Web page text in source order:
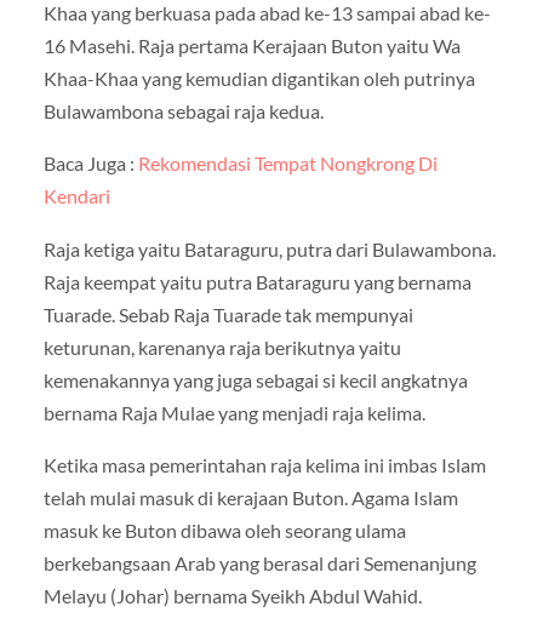
Khaa yang berkuasa pada abad ke-13 sampai abad ke-
16 Masehi. Raja pertama Kerajaan Buton yaitu Wa
Khaa-Khaa yang kemudian digantikan oleh putrinya
Bulawambona sebagai raja kedua.
Baca Juga : Rekomendasi Tempat Nongkrong Di
Kendari
Raja ketiga yaitu Bataraguru, putra dari Bulawambona.
Raja keempat yaitu putra Bataraguru yang bernama
Tuarade. Sebab Raja Tuarade tak mempunyai
keturunan, karenanya raja berikutnya yaitu
kemenakannya yang juga sebagai si kecil angkatnya
bernama Raja Mulae yang menjadi raja kelima.
Ketika masa pemerintahan raja kelima ini imbas Islam
telah mulai masuk di kerajaan Buton. Agama Islam
masuk ke Buton dibawa oleh seorang ulama
berkebangsaan Arab yang berasal dari Semenanjung
Melayu (Johar) bernama Syeikh Abdul Wahid.